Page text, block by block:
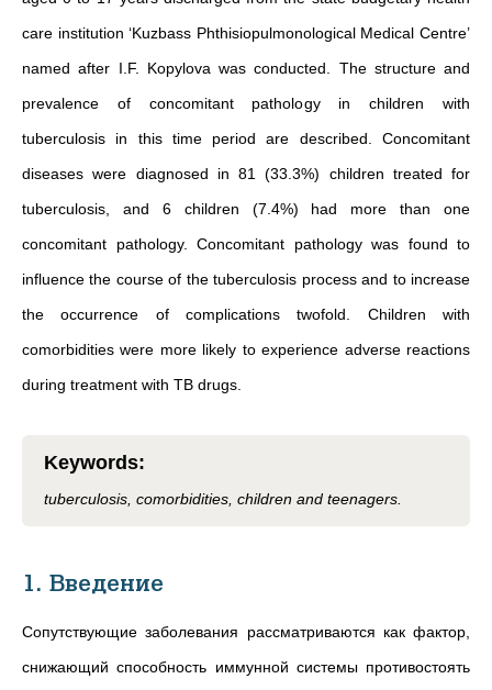
care institution ‘Kuzbass Phthisiopulmonological Medical Centre’
named after I.F. Kopylova was conducted. The structure and
prevalence of concomitant pathology in children with
tuberculosis in this time period are described. Concomitant
diseases were diagnosed in 81 (33.3%) children treated for
tuberculosis, and 6 children (7.4%) had more than one
concomitant pathology. Concomitant pathology was found to
influence the course of the tuberculosis process and to increase
the occurrence of complications twofold. Children with
comorbidities were more likely to experience adverse reactions
during treatment with TB drugs.
Keywords:
tuberculosis, comorbidities, children and teenagers.
1. Введение
Сопутствующие заболевания рассматриваются как фактор,
снижающий способность иммунной системы противостоять